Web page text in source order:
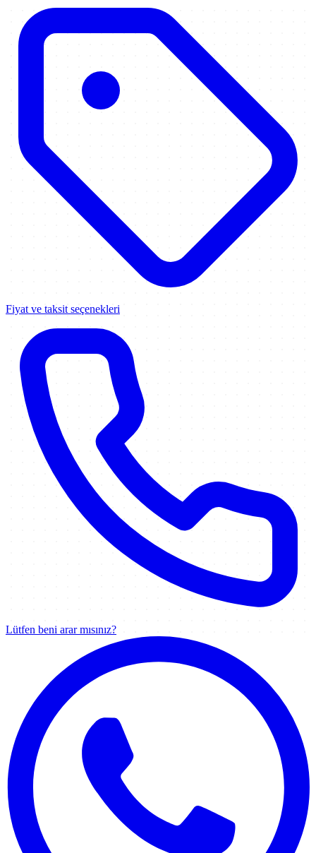
Fiyat ve taksit seçenekleri
Lütfen beni arar mısınız?